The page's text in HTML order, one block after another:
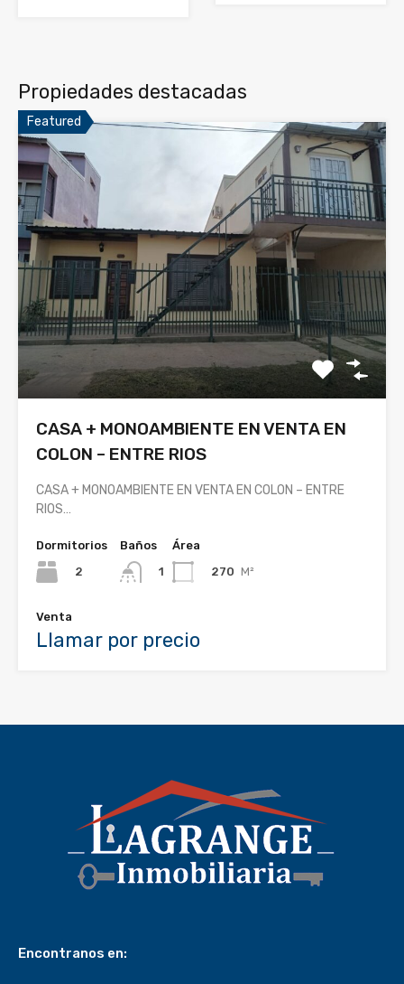
Propiedades destacadas
Featured
CASA + MONOAMBIENTE EN VENTA EN
COLON – ENTRE RIOS
CASA + MONOAMBIENTE EN VENTA EN COLON – ENTRE
RIOS…
Dormitorios
2
Baños
1
Área
270 M²
Venta
Llamar por precio
Encontranos en: